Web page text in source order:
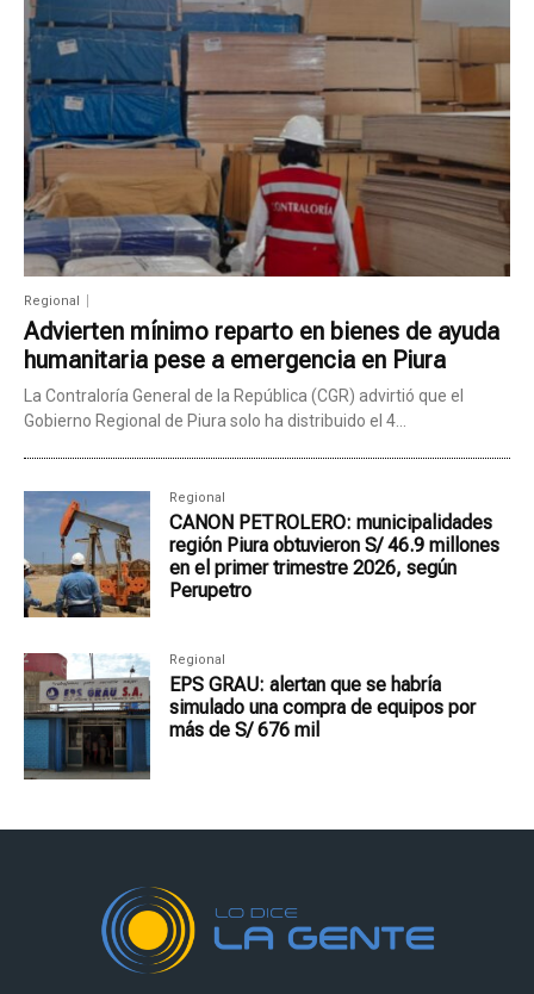
Regional
Advierten mínimo reparto en bienes de ayuda
humanitaria pese a emergencia en Piura
La Contraloría General de la República (CGR) advirtió que el
Gobierno Regional de Piura solo ha distribuido el 4...
Regional
CANON PETROLERO: municipalidades
región Piura obtuvieron S/ 46.9 millones
en el primer trimestre 2026, según
Perupetro
Regional
EPS GRAU: alertan que se habría
simulado una compra de equipos por
más de S/ 676 mil